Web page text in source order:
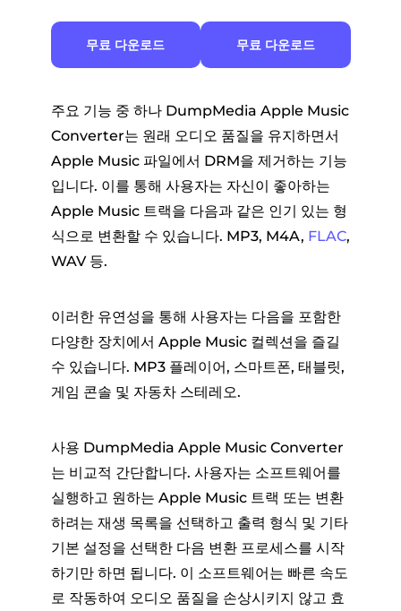
무료 다운로드 무료 다운로드
주요 기능 중 하나 DumpMedia Apple Music
Converter는 원래 오디오 품질을 유지하면서
Apple Music 파일에서 DRM을 제거하는 기능
입니다. 이를 통해 사용자는 자신이 좋아하는
Apple Music 트랙을 다음과 같은 인기 있는 형
식으로 변환할 수 있습니다. MP3, M4A, FLAC,
WAV 등.
이러한 유연성을 통해 사용자는 다음을 포함한
다양한 장치에서 Apple Music 컬렉션을 즐길
수 있습니다. MP3 플레이어, 스마트폰, 태블릿,
게임 콘솔 및 자동차 스테레오.
사용 DumpMedia Apple Music Converter
는 비교적 간단합니다. 사용자는 소프트웨어를
실행하고 원하는 Apple Music 트랙 또는 변환
하려는 재생 목록을 선택하고 출력 형식 및 기타
기본 설정을 선택한 다음 변환 프로세스를 시작
하기만 하면 됩니다. 이 소프트웨어는 빠른 속도
로 작동하여 오디오 품질을 손상시키지 않고 효